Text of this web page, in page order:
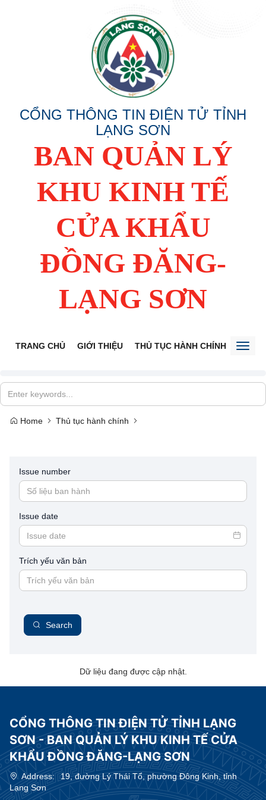
CỔNG THÔNG TIN ĐIỆN TỬ TỈNH
LẠNG SƠN
BAN QUẢN LÝ
KHU KINH TẾ
CỬA KHẨU
ĐỒNG ĐĂNG-
LẠNG SƠN
TRANG CHỦ GIỚI THIỆU THỦ TỤC HÀNH CHÍNH TIẾP
Home Thủ tục hành chính
Issue number
Issue date
Trích yếu văn bản
Search
Dữ liệu đang được cập nhật.
CỔNG THÔNG TIN ĐIỆN TỬ TỈNH LẠNG
SƠN - BAN QUẢN LÝ KHU KINH TẾ CỬA
KHẨU ĐỒNG ĐĂNG-LẠNG SƠN
Address:
19, đường Lý Thái Tổ, phường Đông Kinh, tỉnh
Lạng Sơn